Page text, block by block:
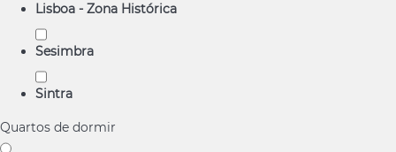
Lisboa - Zona Histórica
Sesimbra
Sintra
Quartos de dormir